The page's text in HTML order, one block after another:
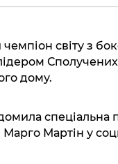
чемпіон світу з
лідером
дому.
Марго Мартін у